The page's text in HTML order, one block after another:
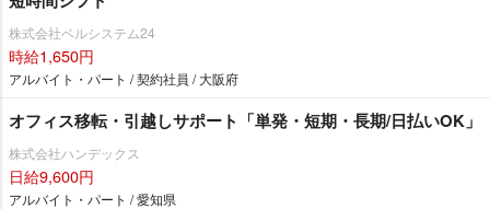
株式会社ベルシステム24
時給1,650円
アルバイト・パート / 契約社員 / 大阪府
オフィス移転・引越しサポート「単発・短期・長期/日払いOK」
株式会社ハンデックス
日給9,600円
アルバイト・パート / 愛知県